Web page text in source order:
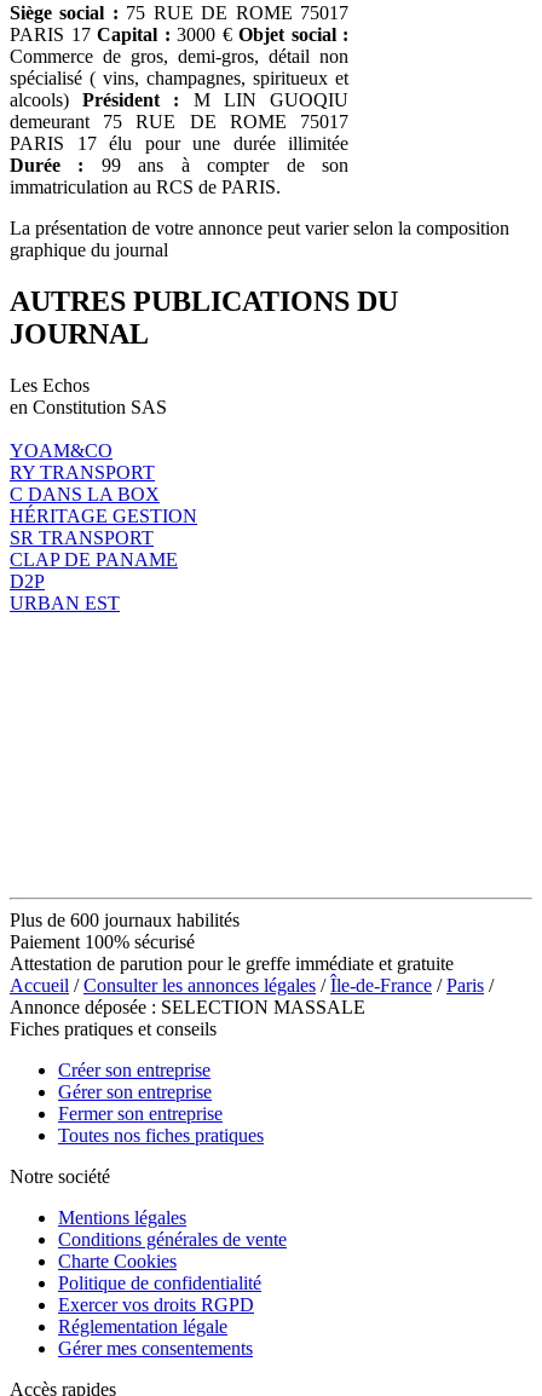
Siège social : 75 RUE DE ROME 75017
PARIS 17 Capital : 3000 € Objet social :
Commerce de gros, demi-gros, détail non
spécialisé ( vins, champagnes, spiritueux et
alcools)Président : M LIN GUOQIU
demeurant 75 RUE DE ROME 75017
PARIS 17 élu pour une durée illimitée
Durée : 99 ans à compter de son
immatriculation au RCS de PARIS.
La présentation de votre annonce peut varier selon la composition
graphique du journal
AUTRES PUBLICATIONS DU
JOURNAL
Les Echos
en Constitution SAS
YOAM&CO
RY TRANSPORT
C DANS LA BOX
HÉRITAGE GESTION
SR TRANSPORT
CLAP DE PANAME
D2P
URBAN EST
Plus de 600 journaux habilités
Paiement 100% sécurisé
Attestation de parution pour le greffe immédiate et gratuite
Accueil /Consulter les annonces légales /Île-de-France /Paris /
Annonce déposée : SELECTION MASSALE
Fiches pratiques et conseils
Créer son entreprise
Gérer son entreprise
Fermer son entreprise
Toutes nos fiches pratiques
Notre société
Mentions légales
Conditions générales de vente
Charte Cookies
Politique de confidentialité
Exercer vos droits RGPD
Réglementation légale
Gérer mes consentements
Accès rapides